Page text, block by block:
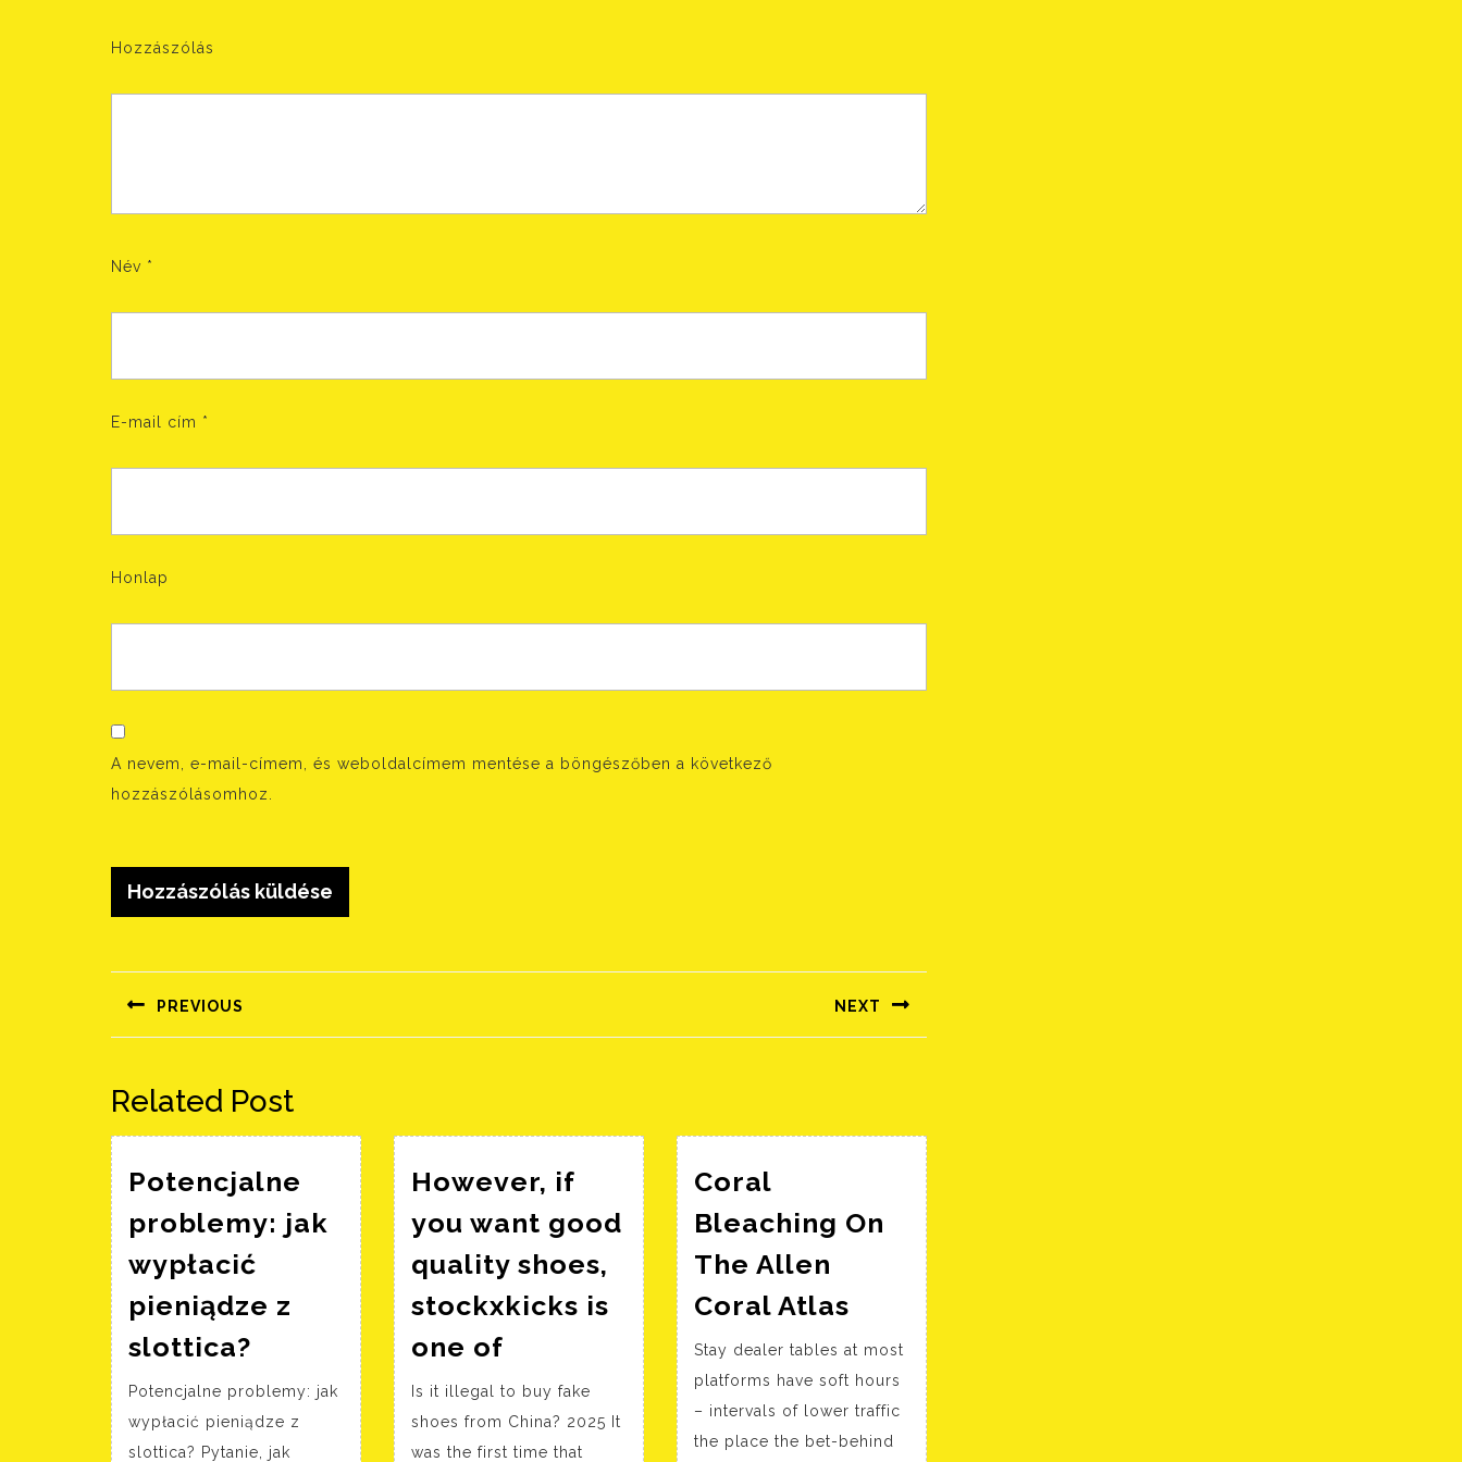
Hozzászólás
Név *
E-mail cím *
Honlap
A nevem, e-mail-címem, és weboldalcímem mentése a böngészőben a következő
hozzászólásomhoz.
navigáció
PREVIOUS
Előző
NEXT
Következő
Related Post
Potencjalne
problemy: jak
wypłacić
pieniądze z
slottica? Potencjalne
problemy:
jak
wypłacić
Potencjalne problemy: jak
wypłacić pieniądze z
slottica? Pytanie, jak
However, if
you want good
quality shoes,
stockxkicks is
one ofHowever,
you
want
Is it illegal to buy fake
shoes from China? 2025 It
was the first time that
Coral
Bleaching On
The Allen
Coral Atlas
Bleaching
On
The
Allen
Stay dealer tables at most
platforms have soft hours
– intervals of lower traffic
the place the bet-behind